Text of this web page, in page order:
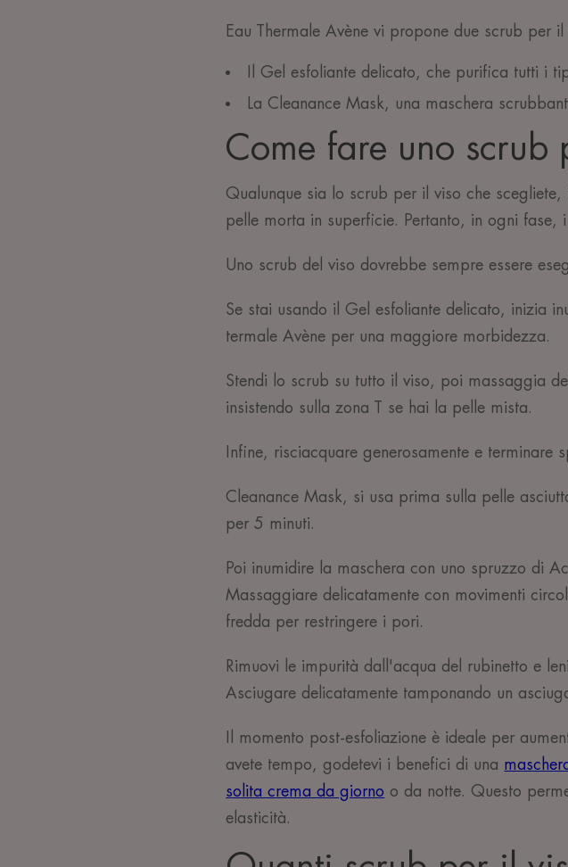
Eau Thermale Avène vi propone due scrub per
Il Gel esfoliante delicato, che purifica tutti i
La Cleanance Mask, una maschera
Come fare uno scrub
Qualunque sia lo scrub per il viso che
pelle morta in superficie. Pertanto, in ogni
Uno scrub del viso dovrebbe sempre essere
Se stai usando il Gel esfoliante delicato, inizia
termale Avène per una maggiore morbidezza.
Stendi lo scrub su tutto il viso, poi massaggia
insistendo sulla zona T se hai la pelle mista.
Infine, risciacquare generosamente e terminare
Cleanance Mask, si usa prima sulla pelle
per 5 minuti.
Poi inumidire la maschera con uno spruzzo di
Massaggiare delicatamente con movimenti
fredda per restringere i pori.
Rimuovi le impurità dall'acqua del rubinetto e
Asciugare delicatamente tamponando un
Il momento post-esfoliazione è ideale per
avete tempo, godetevi i benefici di una
solita crema da giorno o da notte. Questo
elasticità.